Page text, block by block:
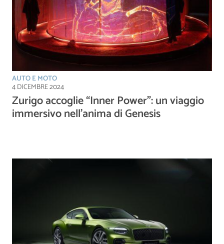
AUTO E MOTO
4 DICEMBRE 2024
Zurigo accoglie “Inner Power”: un viaggio
immersivo nell’anima di Genesis